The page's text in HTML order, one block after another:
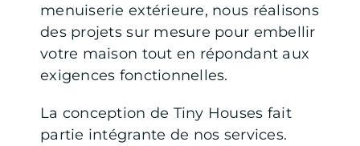
menuiserie extérieure, nous réalisons
des projets sur mesure pour embellir
votre maison tout en répondant aux
exigences fonctionnelles.
La conception de Tiny Houses fait
partie intégrante de nos services.